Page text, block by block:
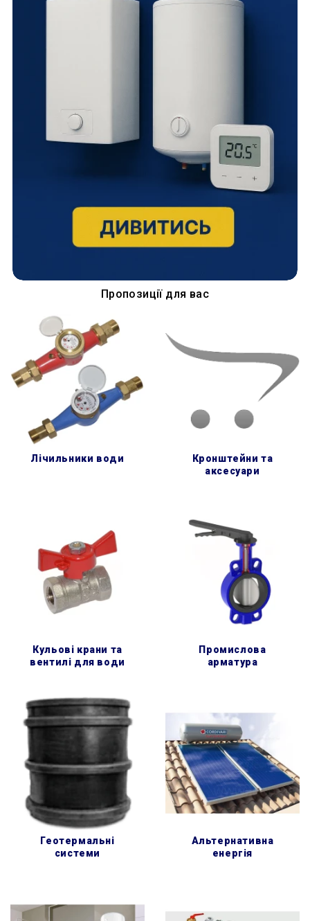
Пропозиції для вас
лічильники води
кронштейни та
аксесуари
кульові крани та
вентилі для води
промислова
арматура
геотермальні
системи
альтернативна
енергія